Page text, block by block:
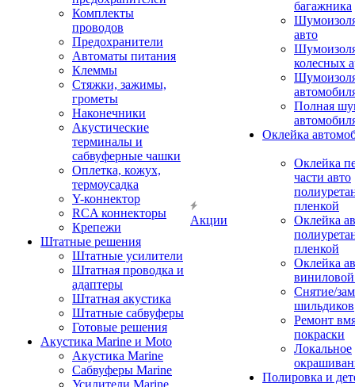
Комплекты
проводов
Предохранители
Автоматы питания
Клеммы
Стяжки, зажимы,
грометы
Наконечники
Акустические
терминалы и
сабвуферные чашки
Оплетка, кожух,
термоусадка
Y-коннектор
RCA коннекторы
Крепежи
Штатные решения
Штатные усилители
Штатная проводка и
адаптеры
Штатная акустика
Штатные сабвуферы
Готовые решения
Акустика Marine и Moto
Акустика Marine
Сабвуферы Marine
Усилители Marine
Акции
багажника
авто
колесных
Полная
Оклейка
Оклейка
части авто
пленкой
Оклейка
пленкой
Оклейка
Снятие/
шильдиков
Ремонт
покраски
Локальное
Полировка и